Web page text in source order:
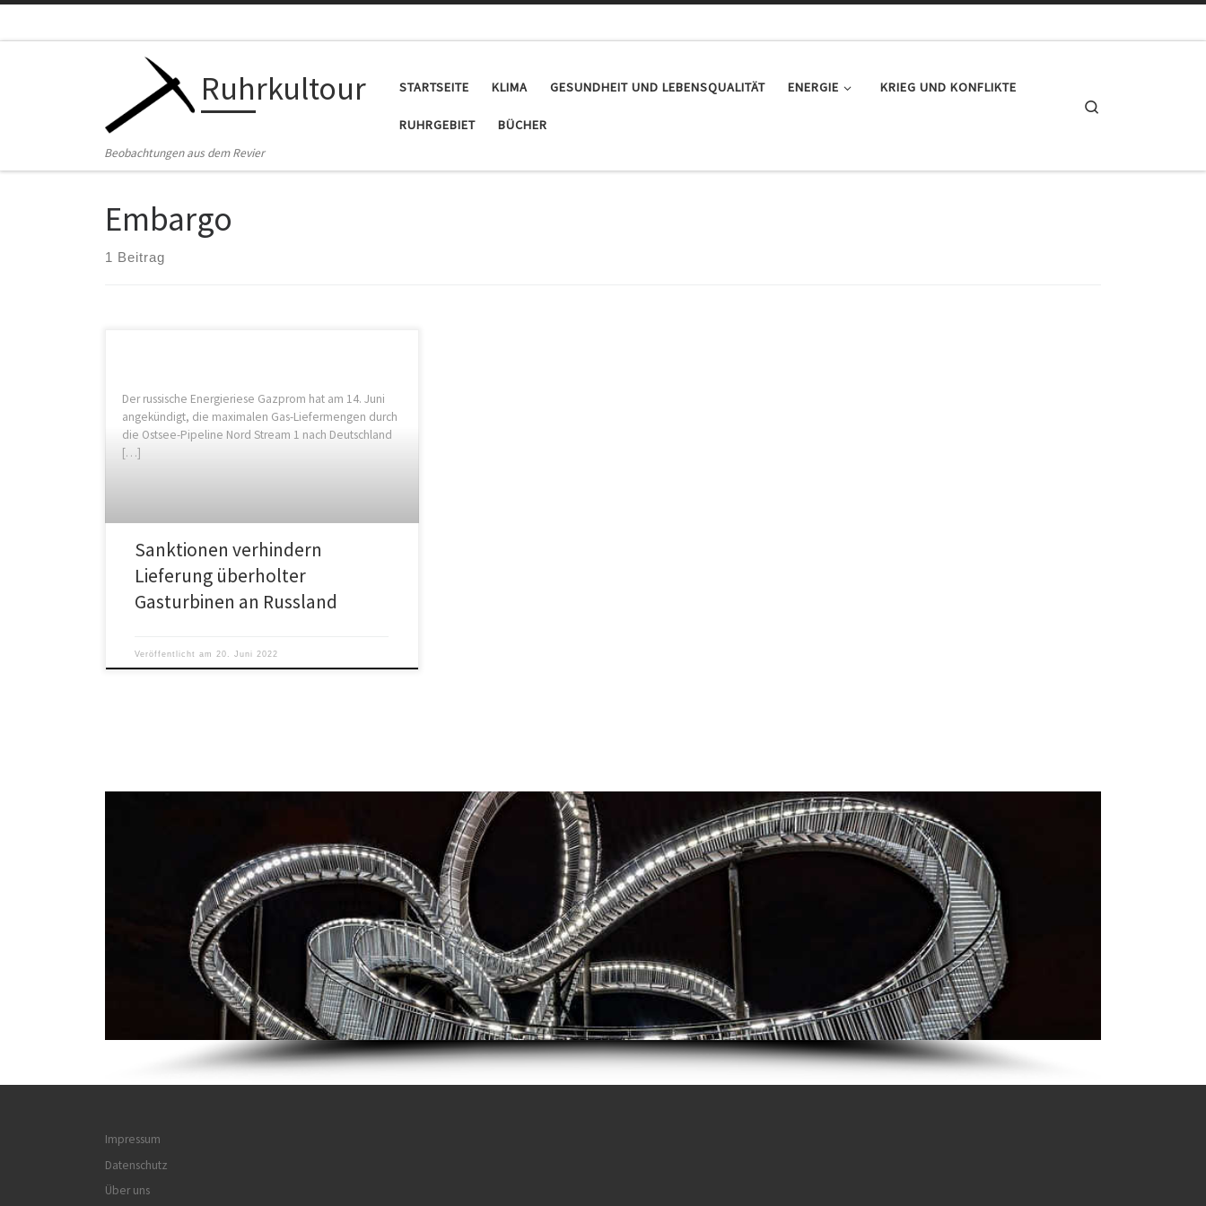
Ruhrkultour
Beobachtungen aus dem Revier
STARTSEITE KLIMA GESUNDHEIT UND LEBENSQUALITÄT ENERGIE KRIEG UND KONFLIKTE
RUHRGEBIET BÜCHER
Embargo
1 Beitrag
Der russische Energieriese Gazprom hat am 14. Juni
angekündigt, die maximalen Gas-Liefermengen durch
die Ostsee-Pipeline Nord Stream 1 nach Deutschland
[…]
Sanktionen verhindern
Lieferung überholter
Gasturbinen an Russland
Veröffentlicht am20. Juni 2022
Impressum
Datenschutz
Über uns